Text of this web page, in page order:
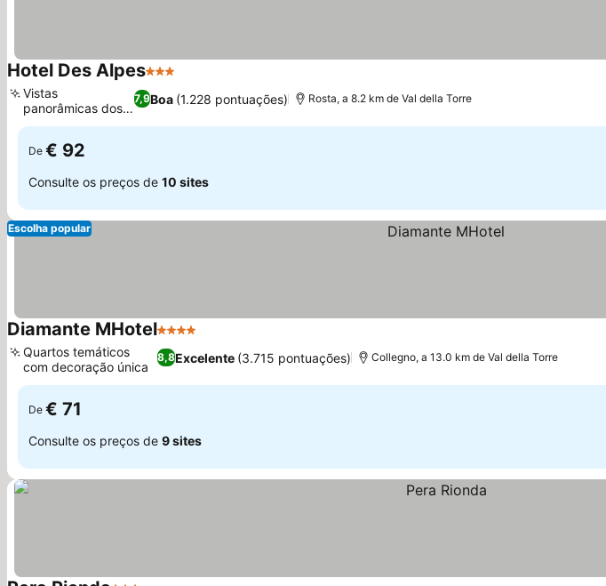
Hotel Des Alpes3 Estrelas
7,9Boa (1.228 pontuações)
Vistas
panorâmicas dos
Alpes
Rosta, a 8.2 km de Val della Torre
De € 92
Consulte os preços de 10 sites
Escolha popular
Diamante MHotel4 Estrelas
8,8Excelente (3.715 pontuações)
Quartos temáticos
com decoração única
Collegno, a 13.0 km de Val della Torre
De € 71
Consulte os preços de 9 sites